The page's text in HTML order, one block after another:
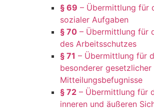
§ 69 – Übermittlung für
sozialer Aufgaben
§ 70 – Übermittlung für
des Arbeitsschutzes
§ 71 – Übermittlung für
besonderer
Mitteilungsbefugnisse
§ 72 – Übermittlung für
inneren und äußeren